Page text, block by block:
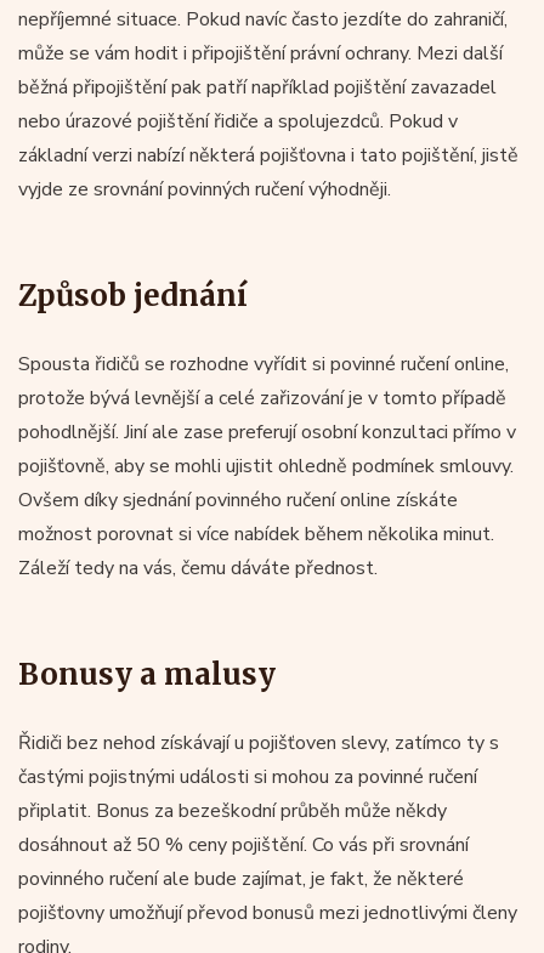
nepříjemné situace. Pokud navíc často jezdíte do zahraničí,
může se vám hodit i připojištění právní ochrany. Mezi další
běžná připojištění pak patří například pojištění zavazadel
nebo úrazové pojištění řidiče a spolujezdců. Pokud v
základní verzi nabízí některá pojišťovna i tato pojištění, jistě
vyjde ze srovnání povinných ručení výhodněji.
Způsob jednání
Spousta řidičů se rozhodne vyřídit si povinné ručení online,
protože bývá levnější a celé zařizování je v tomto případě
pohodlnější. Jiní ale zase preferují osobní konzultaci přímo v
pojišťovně, aby se mohli ujistit ohledně podmínek smlouvy.
Ovšem díky sjednání povinného ručení online získáte
možnost porovnat si více nabídek během několika minut.
Záleží tedy na vás, čemu dáváte přednost.
Bonusy a malusy
Řidiči bez nehod získávají u pojišťoven slevy, zatímco ty s
častými pojistnými události si mohou za povinné ručení
připlatit. Bonus za bezeškodní průběh může někdy
dosáhnout až 50 % ceny pojištění. Co vás při srovnání
povinného ručení ale bude zajímat, je fakt, že některé
pojišťovny umožňují převod bonusů mezi jednotlivými členy
rodiny.